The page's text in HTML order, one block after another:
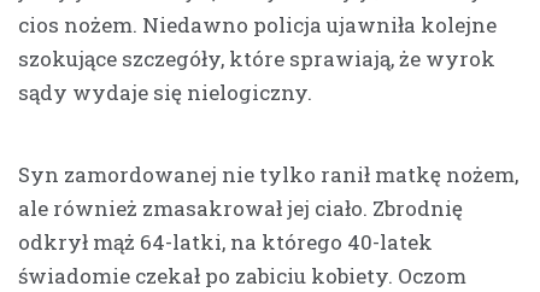
cios nożem. Niedawno policja ujawniła kolejne
szokujące szczegóły, które sprawiają, że wyrok
sądy wydaje się nielogiczny.
Syn zamordowanej nie tylko ranił matkę nożem,
ale również zmasakrował jej ciało. Zbrodnię
odkrył mąż 64-latki, na którego 40-latek
świadomie czekał po zabiciu kobiety. Oczom